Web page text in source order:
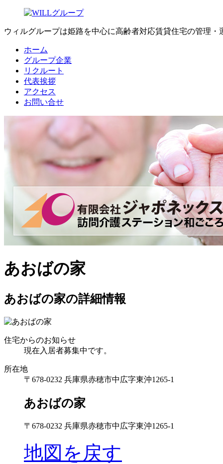
ウィルグループは姫路を中心に高齢者対応賃貸住宅の管理
ホーム
グループ企業
リクルート
代表挨拶
アクセス
お問い合せ
あおばの家
あおばの家の詳細情報
住宅からのお知らせ
現在入居者募集中です。
所在地
〒678-0232 兵庫県赤穂市中広字東沖1265-1
あおばの家
〒678-0232 兵庫県赤穂市中広字東沖1265-1
地図を戻す